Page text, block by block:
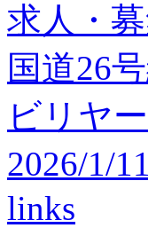
求人・
国道26
ビリヤ
2026/1/
links